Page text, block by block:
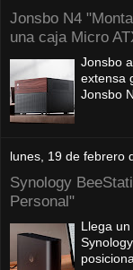
Jonsbo N4
una caja Micro
Jonsbo
extensa
Jonsbo
lunes, 19 de febrero
Synology
Personal"
Llega